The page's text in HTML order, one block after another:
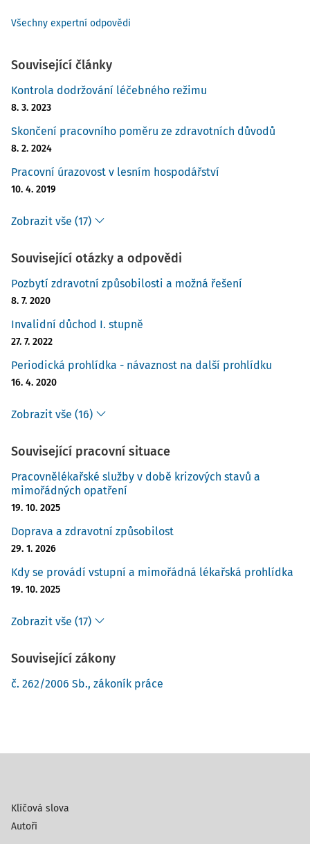
Všechny expertní odpovědi
Související články
Kontrola dodržování léčebného režimu
8. 3. 2023
Skončení pracovního poměru ze zdravotních důvodů
8. 2. 2024
Pracovní úrazovost v lesním hospodářství
10. 4. 2019
Zobrazit vše (17)
Související otázky a odpovědi
Pozbytí zdravotní způsobilosti a možná řešení
8. 7. 2020
Invalidní důchod I. stupně
27. 7. 2022
Periodická prohlídka - návaznost na další prohlídku
16. 4. 2020
Zobrazit vše (16)
Související pracovní situace
Pracovnělékařské služby v době krizových stavů a
mimořádných opatření
19. 10. 2025
Doprava a zdravotní způsobilost
29. 1. 2026
Kdy se provádí vstupní a mimořádná lékařská prohlídka
19. 10. 2025
Zobrazit vše (17)
Související zákony
č. 262/2006 Sb., zákoník práce
Klíčová slova
Autoři